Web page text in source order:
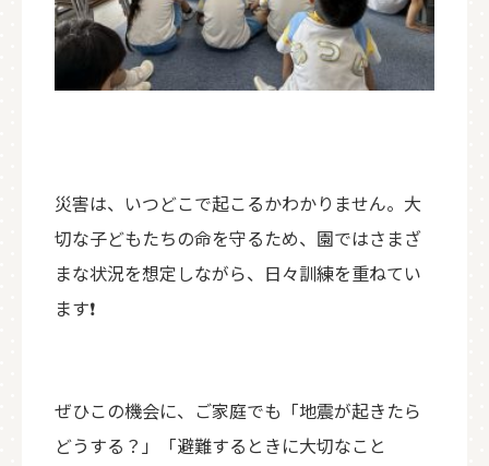
災害は、いつどこで起こるかわかりません。大
切な子どもたちの命を守るため、園ではさまざ
まな状況を想定しながら、日々訓練を重ねてい
ます❗
ぜひこの機会に、ご家庭でも「地震が起きたら
どうする？」「避難するときに大切なこと